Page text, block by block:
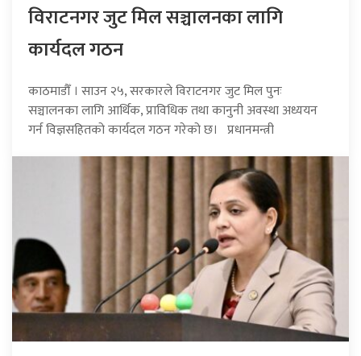
विराटनगर जुट मिल सञ्चालनका लागि
कार्यदल गठन
काठमाडौँ । साउन २५, सरकारले विराटनगर जुट मिल पुनः
सञ्चालनका लागि आर्थिक, प्राविधिक तथा कानुनी अवस्था अध्ययन
गर्न विज्ञसहितको कार्यदल गठन गरेको छ। प्रधानमन्त्री